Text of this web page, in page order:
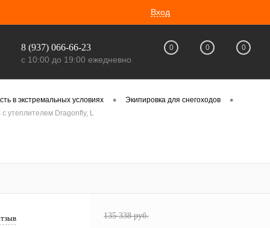
Вход
8 (937) 066-66-23
с 10:00 до 19:00 ежедневно
0 0 0
в экстремальных условиях • Экипировка для снегоходов •
утеплителем Dragonfly, L
135 338 руб.